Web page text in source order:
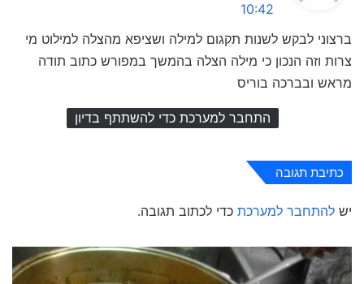
10:42
ברצוני לבקש לשנות תקגום למילה ושציפא מהצלה למילוט מי
צרות וזה הנכון כי מילה הצלה בהמשך במפורש כתוב תודה
מראש ובברכה בוריס
התחבר למערכת כדי להשתתף בדיון
כתיבת תגובה
יש להתחבר למערכת כדי לכתוב תגובה.